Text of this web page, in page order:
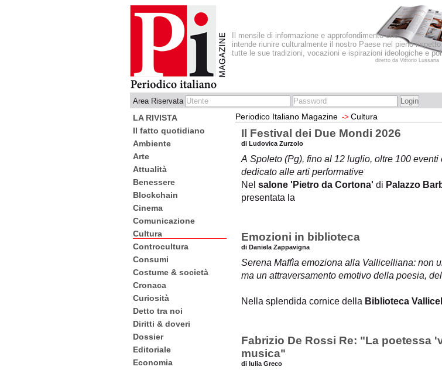
Il mensile di informazione e approfondimento che
intende riunire culturalmente il nostro Paese nel pieno rispetto
tutte le sue tradizioni, vocazioni e ispirazioni ideologiche e
diretto da Vittorio Lussana
Area Riservata
LA RIVISTA
Il fatto quotidiano
Ambiente
Arte
Attualità
Benessere
Blockchain
Cinema
Comunicazione
Cultura
Controcultura
Consumi
Costume & società
Cronaca
Curiosità
Detto tra noi
Diritti & doveri
Dossier
Editoriale
Economia
Periodico Italiano Magazine -> Cultura
Il Festival dei Due Mondi 2026
di Ludovica Zurzolo
A Spoleto (Pg), fino al 12 luglio, oltre 100
dedicato alle arti performative
Nel salone 'Pietro da Cortona' di Palazzo
presentata la
Emozioni in biblioteca
di Daniela Zappavigna
Serena Maffìa emoziona alla Vallicelliana: non
ma un attraversamento emotivo della poesia,
Nella splendida cornice della Biblioteca
Fabrizio De Rossi Re: "La poetessa
musica"
di Iulia Greco